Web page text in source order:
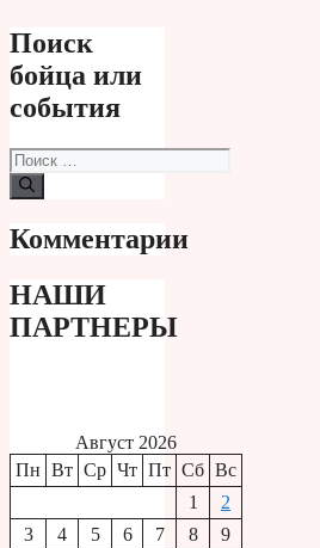
Поиск
бойца или
события
Поиск:
Комментарии
НАШИ
ПАРТНЕРЫ
Август 2026
Пн Вт Ср Чт Пт Сб Вс
1
2
3
4 5 6 7 8
9